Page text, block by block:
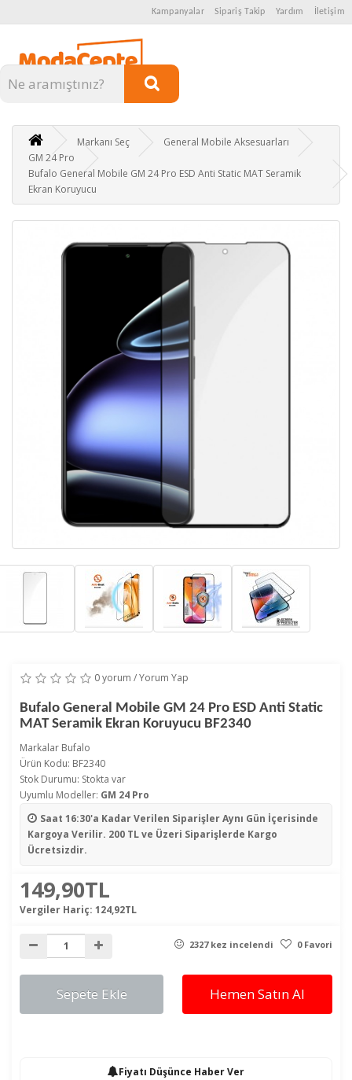
Kampanyalar Sipariş Takip Yardım İletişim
Kategoriler
Markanı Seç
General Mobile Aksesuarları
GM 24 Pro
Bufalo General Mobile GM 24 Pro ESD Anti Static MAT Seramik
Ekran Koruyucu
0 yorum /Yorum Yap
Bufalo General Mobile GM 24 Pro ESD Anti Static
MAT Seramik Ekran Koruyucu BF2340
Markalar Bufalo
Ürün Kodu: BF2340
Stok Durumu: Stokta var
Uyumlu Modeller: GM 24 Pro
Saat 16:30'a Kadar Verilen SiparişlerAynı Gün İçerisinde
Kargoya Verilir. 200 TL ve Üzeri Siparişlerde Kargo
Ücretsizdir.
149,90TL
Vergiler Hariç: 124,92TL
2327 kez incelendi 0 Favori
Sepete Ekle Hemen Satın Al
Fiyatı Düşünce Haber Ver